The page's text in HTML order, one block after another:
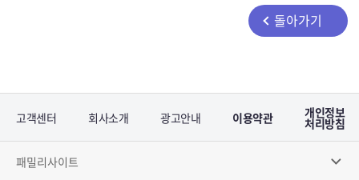
돌아가기
고객센터 회사소개 광고안내 이용약관 개인정보
처리방침
패밀리사이트